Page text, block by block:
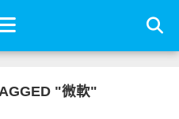
"微軟"